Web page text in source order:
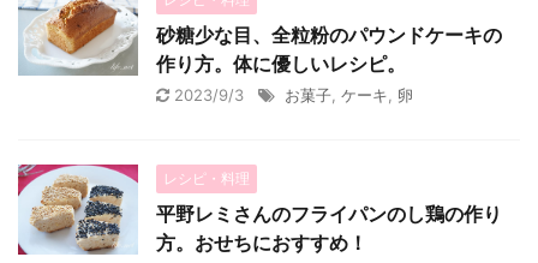
砂糖少な目、全粒粉のパウンドケーキの
作り方。体に優しいレシピ。
2023/9/3 お菓子 ケーキ 卵
レシピ・料理
平野レミさんのフライパンのし鶏の作り
方。おせちにおすすめ！